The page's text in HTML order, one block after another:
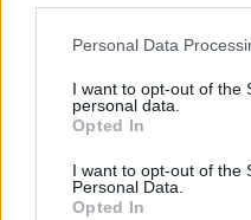
Personal Data
I want to opt-out of the
personal data.
Opted In
I want to opt-out of the
Personal Data.
Opted In